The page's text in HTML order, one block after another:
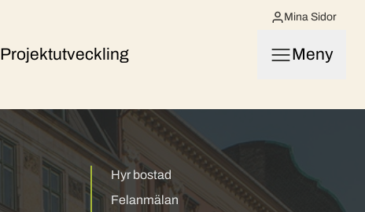
Projektutveckling
Mina Sidor
Meny
Hyr bostad
Felanmälan